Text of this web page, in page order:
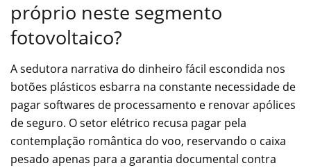
próprio neste segmento
fotovoltaico?
A sedutora narrativa do dinheiro fácil escondida nos
botões plásticos esbarra na constante necessidade de
pagar softwares de processamento e renovar apólices
de seguro. O setor elétrico recusa pagar pela
contemplação romântica do voo, reservando o caixa
pesado apenas para a garantia documental contra